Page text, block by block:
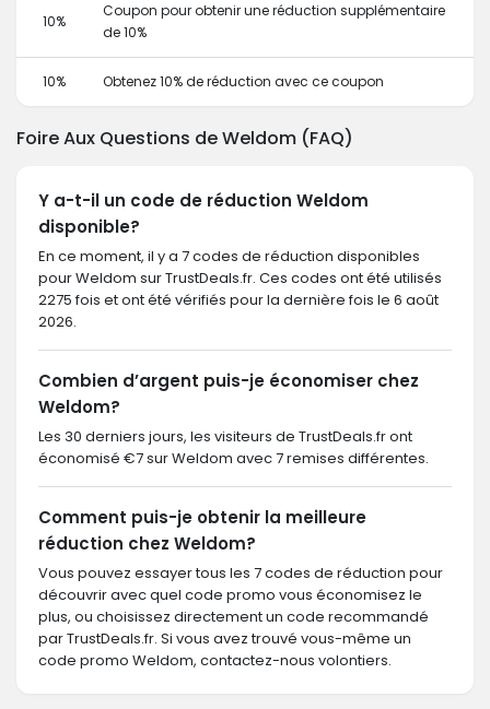
10%
Coupon pour obtenir une réduction supplémentaire
de 10%
10% Obtenez 10% de réduction avec ce coupon
Foire Aux Questions de Weldom (FAQ)
Y a-t-il un code de réduction Weldom
disponible?
En ce moment, il y a 7 codes de réduction disponibles
pour Weldom sur TrustDeals.fr. Ces codes ont été utilisés
2275 fois et ont été vérifiés pour la dernière fois le 6 août
2026.
Combien d’argent puis-je économiser chez
Weldom?
Les 30 derniers jours, les visiteurs de TrustDeals.fr ont
économisé €7 sur Weldom avec 7 remises différentes.
Comment puis-je obtenir la meilleure
réduction chez Weldom?
Vous pouvez essayer tous les 7 codes de réduction pour
découvrir avec quel code promo vous économisez le
plus, ou choisissez directement un code recommandé
par TrustDeals.fr. Si vous avez trouvé vous-même un
code promo Weldom, contactez-nous volontiers.